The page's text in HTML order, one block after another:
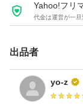
Yahoo!フリ
代金は運営が一
出品者
yo-z